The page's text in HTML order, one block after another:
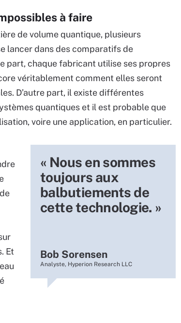
à faire
de volume quantique, plusieurs
lancer dans des comparatifs de
part, chaque fabricant utilise ses propres
véritablement comment elles seront
D’autre part, il existe différentes
quantiques et il est probable que
voire une application, en particulier.
« Nous en sommes
toujours aux
balbutiements de
cette technologie. »
Bob Sorensen
Analyste, Hyperion Research LLC
Et